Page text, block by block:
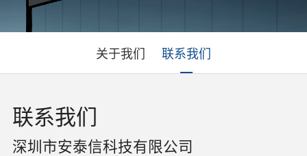
关于我们 联系我们
联系我们
深圳市安泰信科技有限公司